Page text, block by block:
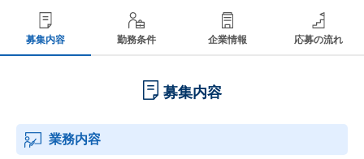
募集内容 勤務条件 企業情報 応募の流れ
募集内容
業務内容